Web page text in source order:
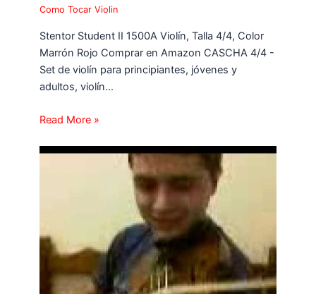
Como Tocar Violin
Stentor Student II 1500A Violín, Talla 4/4, Color
Marrón Rojo Comprar en Amazon CASCHA 4/4 -
Set de violín para principiantes, jóvenes y
adultos, violín…
Read More »